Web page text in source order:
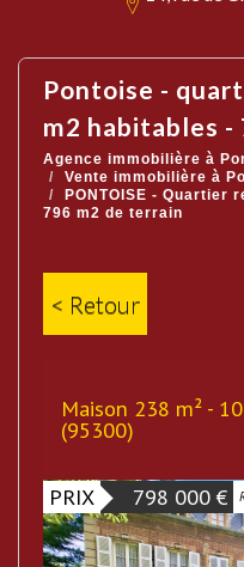
pontoise - quartier recherché - 238
m2 habitables -
Agence immobilière à
Vente immobilière à
PONTOISE - Quartier
796 m2 de terrain
< Retour
Maison 238 m² -
(95300)
PRIX 798 000 €